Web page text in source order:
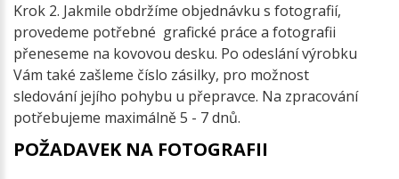
Krok 2. Jakmile obdržíme objednávku s fotografií,
provedeme potřebné grafické práce a fotografii
přeneseme na kovovou desku. Po odeslání výrobku
Vám také zašleme číslo zásilky, pro možnost
sledování jejího pohybu u přepravce. Na zpracování
potřebujeme maximálně 5 - 7 dnů.
POŽADAVEK NA FOTOGRAFII